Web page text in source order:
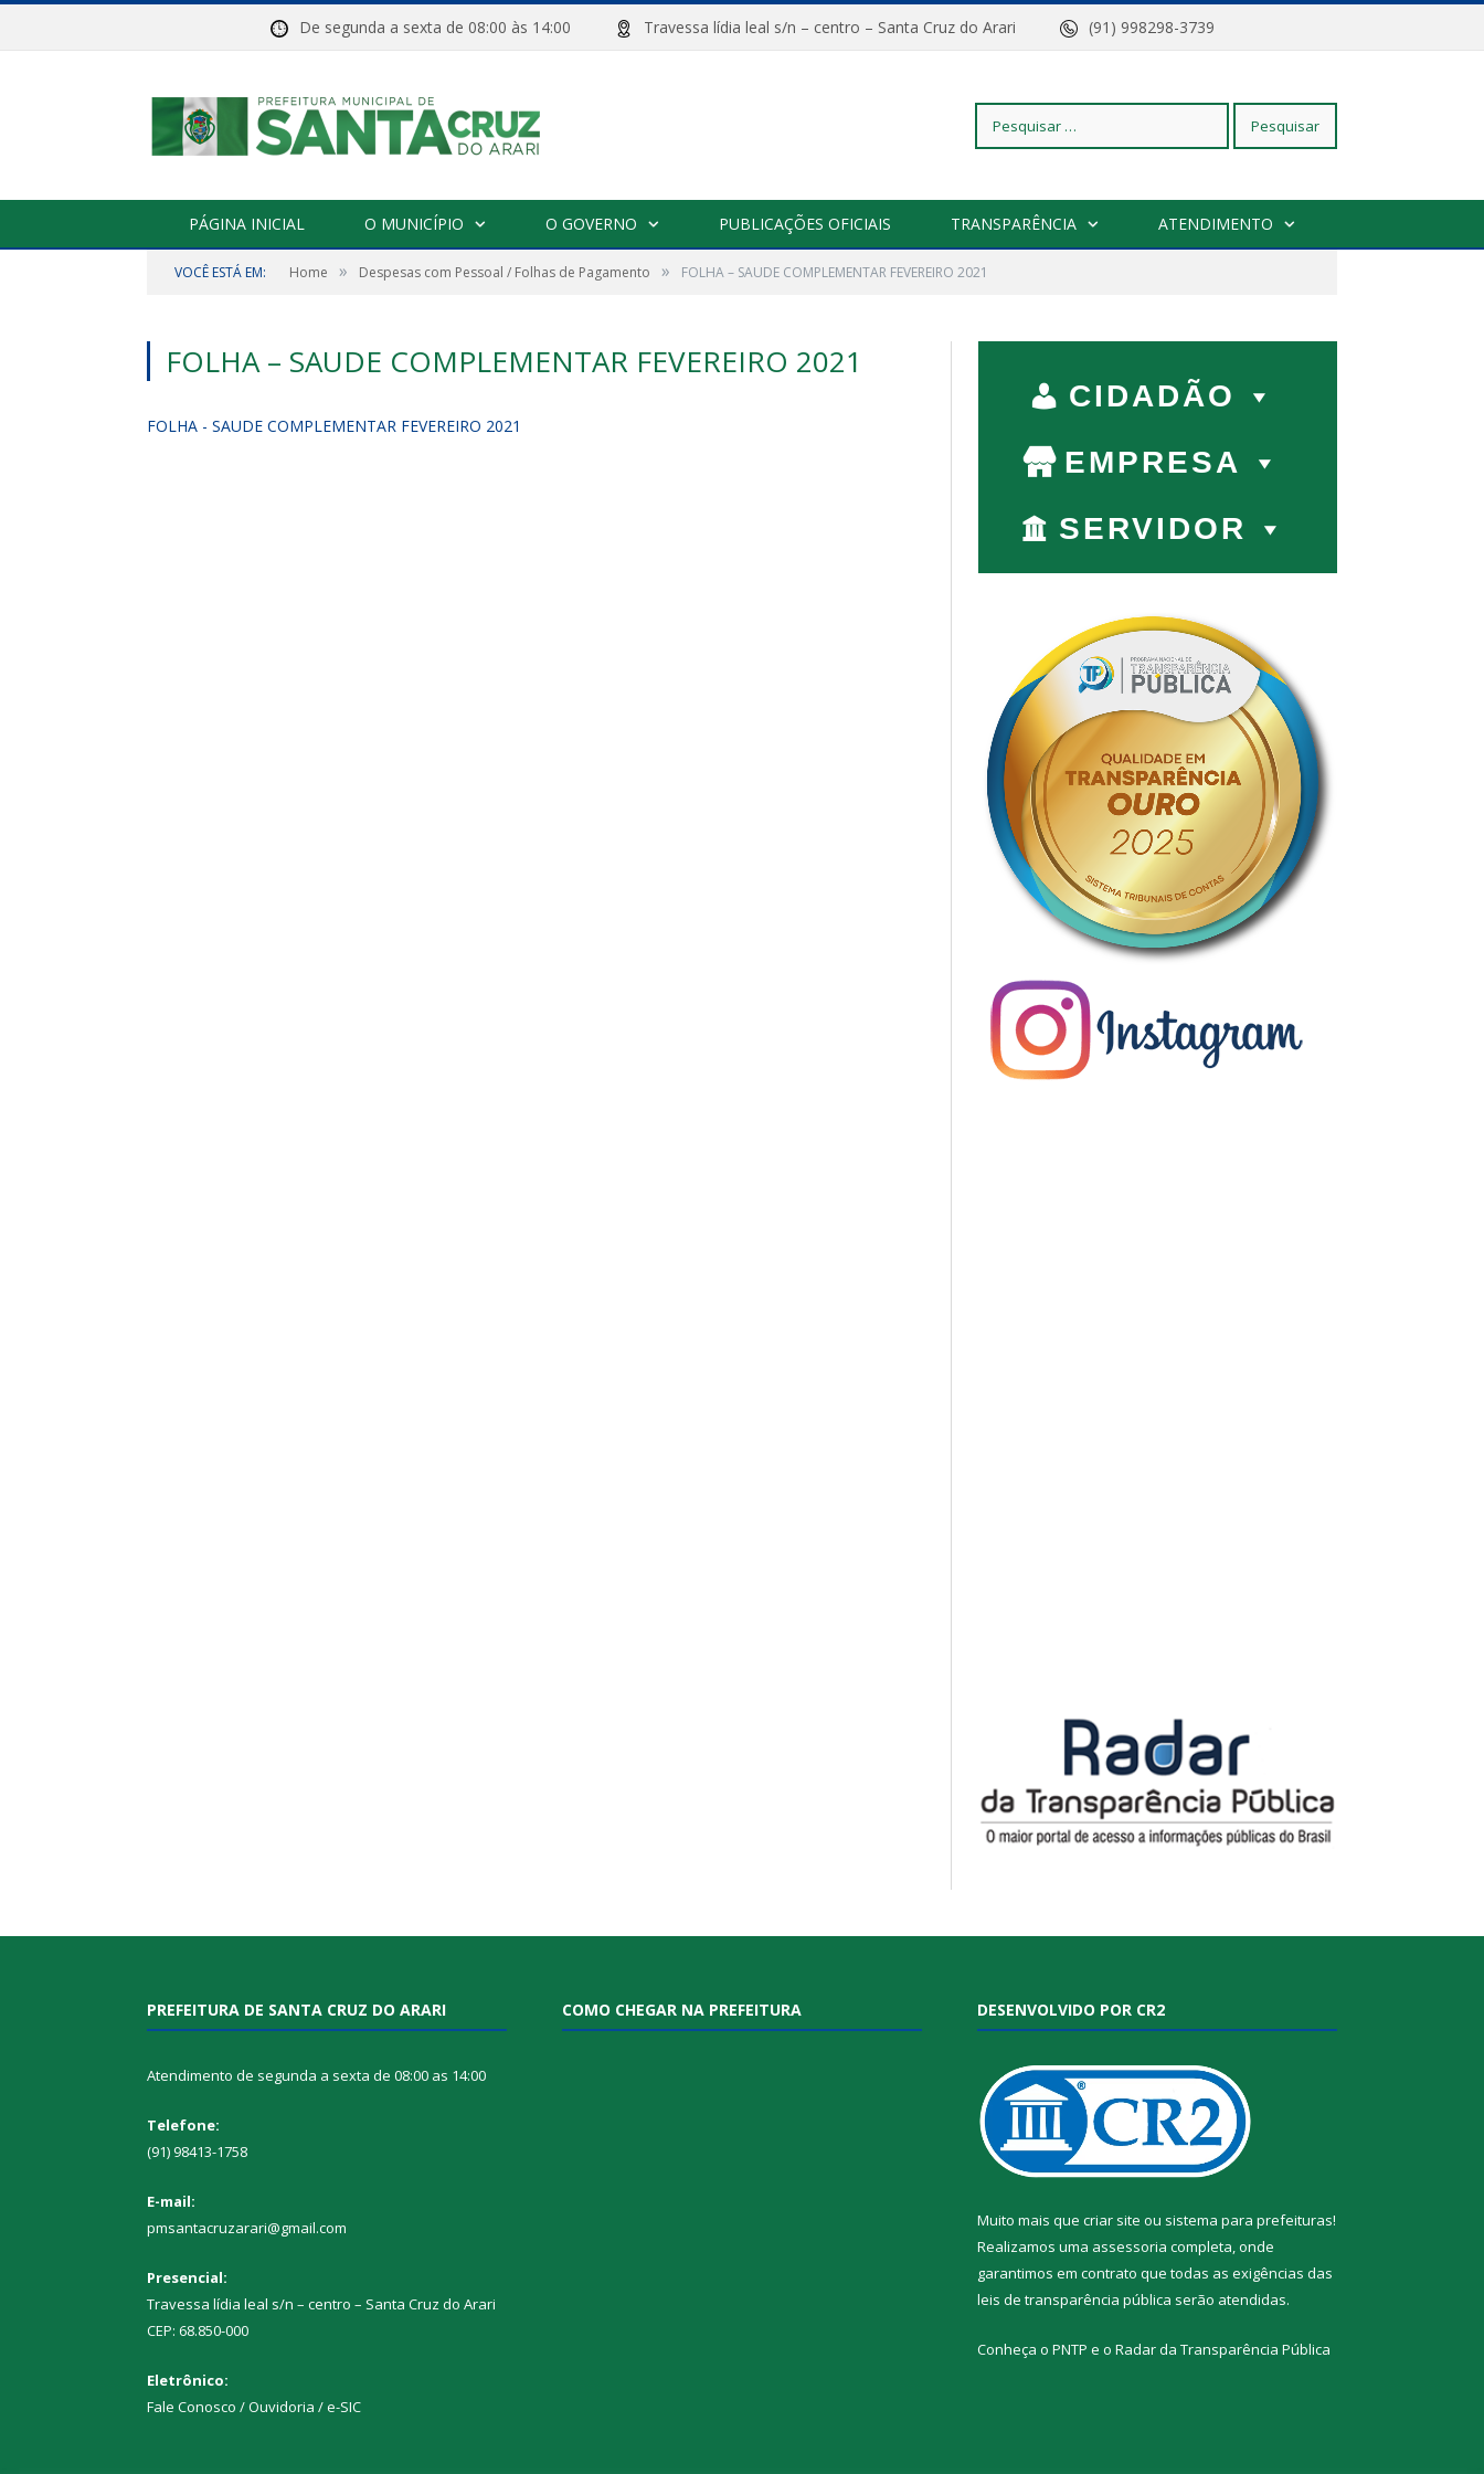
De segunda a sexta de 08:00 às 14:00 Travessa lídia leal s/n – centro – Santa Cruz do Arari (91) 998298-3739
Pesquisar
por:
PÁGINA INICIAL O MUNICÍPIO O GOVERNO PUBLICAÇÕES OFICIAIS TRANSPARÊNCIA ATENDIMENTO
VOCÊ ESTÁ EM: Home » Despesas com Pessoal / Folhas de Pagamento » FOLHA – SAUDE COMPLEMENTAR FEVEREIRO 2021
FOLHA – SAUDE COMPLEMENTAR FEVEREIRO 2021
FOLHA - SAUDE COMPLEMENTAR FEVEREIRO 2021
CIDADÃO
EMPRESA
SERVIDOR
PREFEITURA DE SANTA CRUZ DO ARARI
Atendimento de segunda a sexta de 08:00 as 14:00
Telefone:
(91) 98413-1758
E-mail:
pmsantacruzarari@gmail.com
Presencial:
Travessa lídia leal s/n – centro – Santa Cruz do Arari
CEP: 68.850-000
Eletrônico:
Fale Conosco / Ouvidoria / e-SIC
COMO CHEGAR NA PREFEITURA DESENVOLVIDO POR CR2
Muito mais que criar site ou sistema para prefeituras!
Realizamos uma assessoria completa, onde
garantimos em contrato que todas as exigências das
leis de transparência pública serão atendidas.
Conheça o PNTP e o Radar da Transparência Pública